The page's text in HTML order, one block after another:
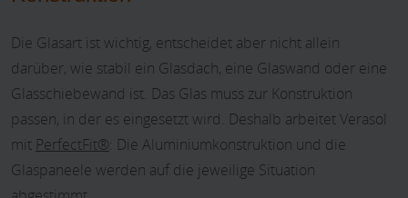
Die Glasart ist wichtig, entscheidet aber nicht allein
darüber, wie stabil ein Glasdach, eine Glaswand oder eine
Glasschiebewand ist. Das Glas muss zur Konstruktion
passen, in der es eingesetzt wird. Deshalb arbeitet Verasol
mit PerfectFit® : Die Aluminiumkonstruktion und die
Glaspaneele werden auf die jeweilige Situation